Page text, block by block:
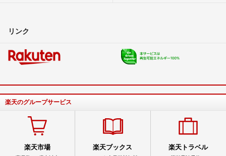
リンク
楽天のグループサービス
楽天市場 楽天ブックス 楽天トラベル